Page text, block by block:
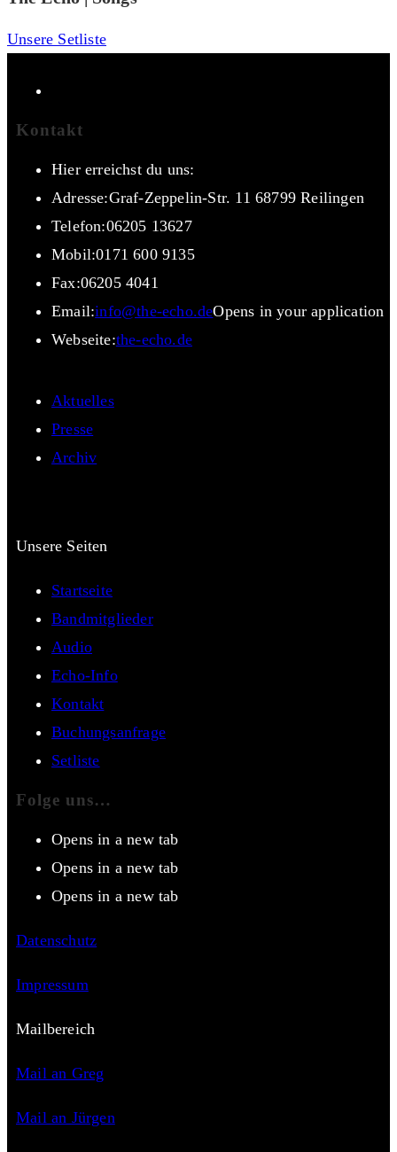
Unsere Setliste
Kontakt
Hier erreichst du uns:
Adresse:Graf-Zeppelin-Str. 11 68799 Reilingen
Telefon:06205 13627
Mobil:0171 600 9135
Fax:06205 4041
Email:info@the-echo.deOpens in your application
Webseite:the-echo.de
Aktuelles
Presse
Archiv
Unsere Seiten
Startseite
Bandmitglieder
Audio
Echo-Info
Kontakt
Buchungsanfrage
Setliste
Folge uns…
Opens in a new tab
Opens in a new tab
Opens in a new tab
Datenschutz
Impressum
Mailbereich
Mail an Greg
Mail an Jürgen